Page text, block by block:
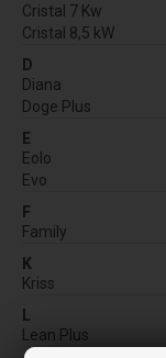
Cristal 7 Kw
Cristal 8,5 kW
D
Diana
Doge Plus
E
Eolo
Evo
F
Family
K
Kriss
L
Lean Plus